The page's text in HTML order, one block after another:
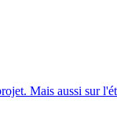
Mais aussi sur